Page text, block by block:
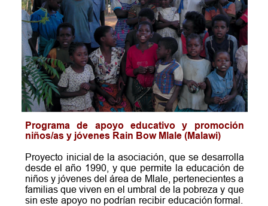
Programa de apoyo educativo y
promoción
niños/as y jóvenes Rain Bow Mlale (Malawi)
Proyecto inicial de la asociación, que se desarrolla
desde el año 1990, y que permite la educación de
niños y jóvenes del área de Mlale, pertenecientes a
familias que viven en el umbral de la pobreza y que
sin este apoyo no podrían recibir educación formal.